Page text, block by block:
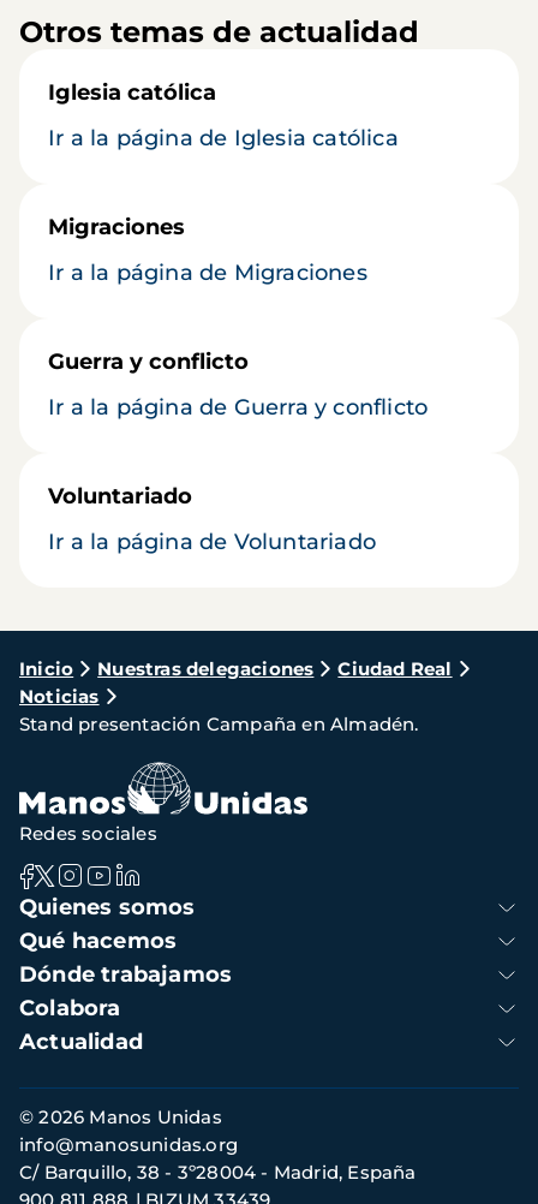
Otros temas de actualidad
Iglesia católica
Ir a la página de Iglesia católica
Migraciones
Ir a la página de Migraciones
Guerra y conflicto
Ir a la página de Guerra y conflicto
Voluntariado
Ir a la página de Voluntariado
Ruta
de
navegación
Inicio Nuestras delegaciones
Ciudad Real
Noticias
Stand presentación Campaña en Almadén.
Navegación
principal
Quienes somos
Qué hacemos
Dónde trabajamos
Colabora
Actualidad
Redes sociales
Información
de
contacto
© 2026 Manos Unidas
C/ Barquillo, 38 - 3º28004 - Madrid, España
info@manosunidas.org